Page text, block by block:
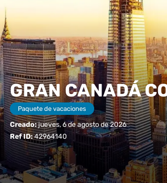
GRAN CANADÁ
Paquete de vacaciones
Creado:jueves, 6 de agosto de 2026
Ref ID:42964140